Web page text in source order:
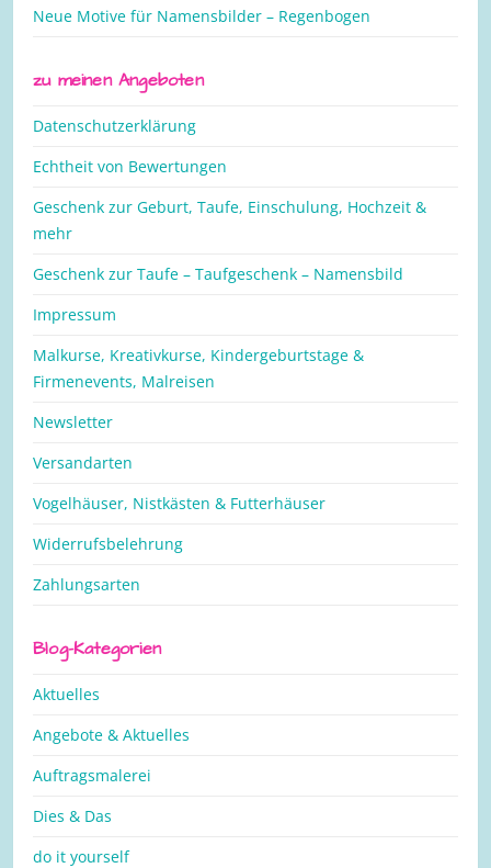
Neue Motive für Namensbilder – Regenbogen
zu meinen Angeboten
Datenschutzerklärung
Echtheit von Bewertungen
Geschenk zur Geburt, Taufe, Einschulung, Hochzeit &
mehr
Geschenk zur Taufe – Taufgeschenk – Namensbild
Impressum
Malkurse, Kreativkurse, Kindergeburtstage &
Firmenevents, Malreisen
Newsletter
Versandarten
Vogelhäuser, Nistkästen & Futterhäuser
Widerrufsbelehrung
Zahlungsarten
Blog-Kategorien
Aktuelles
Angebote & Aktuelles
Auftragsmalerei
Dies & Das
do it yourself